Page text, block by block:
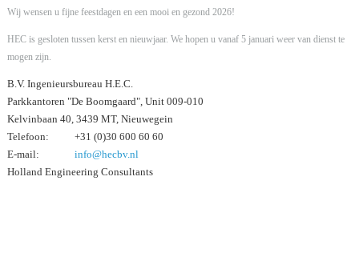
Wij wensen u fijne feestdagen en een mooi en gezond 2026!
HEC is gesloten tussen kerst en nieuwjaar. We hopen u vanaf 5 januari weer van dienst te
mogen zijn.
B.V. Ingenieursbureau H.E.C.
Parkkantoren "De Boomgaard", Unit 009-010
Kelvinbaan 40, 3439 MT, Nieuwegein
Telefoon
+31 (0)30 600 60 60
E-mail
info@hecbv.nl
Holland Engineering Consultants